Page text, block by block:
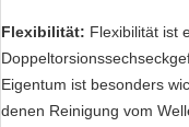
Flexibilität: Flexibilität ist
Eigentum ist besonders
denen Reinigung vom